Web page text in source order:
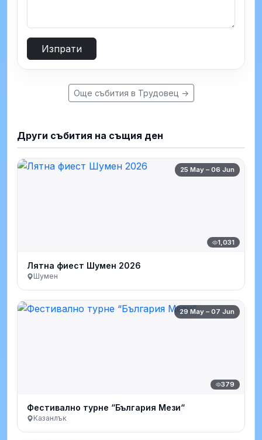
Изпрати
Още събития в Трудовец →
Други събития на същия ден
25 May – 06 Jun
1,031
Лятна фиест Шумен 2026
Шумен
29 May – 07 Jun
379
Фестивално турне “България Мези“
Казанлък